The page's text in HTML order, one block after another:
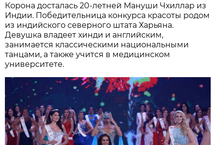
Корона досталась 20-летней Мануши Чхиллар из
Индии. Победительница конкурса красоты родом
из индийского северного штата Харьяна.
Девушка владеет хинди и английским,
занимается классическими национальными
танцами, а также учится в медицинском
университете.